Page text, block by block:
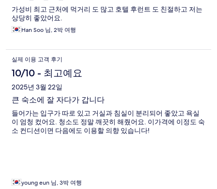
가성비 최고 근처에 먹거리 도 많고 호텔 후런트 도 친절하고 저는
상당히 좋았어요.
Han Soo 님, 2박 여행
실제 이용 고객 후기
10/10 - 최고예요
2025년 3월 22일
큰 숙소에 잘 자다가 갑니다
들어가는 입구가 따로 있고 거실과 침실이 분리되어 좋았고 욕실
이 엄청 컸어요. 청소도 정말 깨끗히 해줬어요. 이가격에 이정도 숙
소 컨디션이면 다음에도 이용할 의향 있습니다!
young eun 님, 3박 여행